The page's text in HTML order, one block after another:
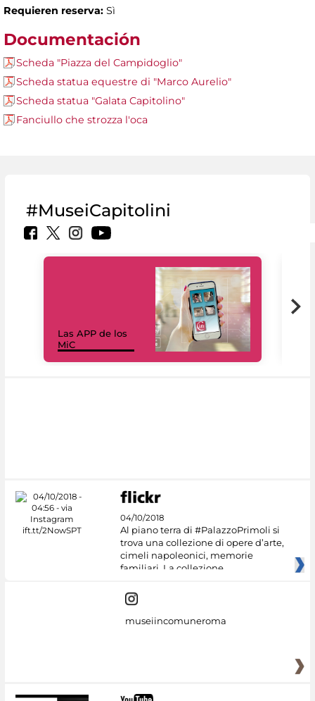
Requieren reserva: Sì
Documentación
Scheda "Piazza del Campidoglio"
Scheda statua equestre di "Marco Aurelio"
Scheda statua "Galata Capitolino"
Fanciullo che strozza l'oca
#MuseiCapitolini
Las APP de los
MiC
04/10/2018
Al piano terra di #PalazzoPrimoli si
trova una collezione di opere d’arte,
cimeli napoleonici, memorie
familiari. La collezione
museiincomuneroma